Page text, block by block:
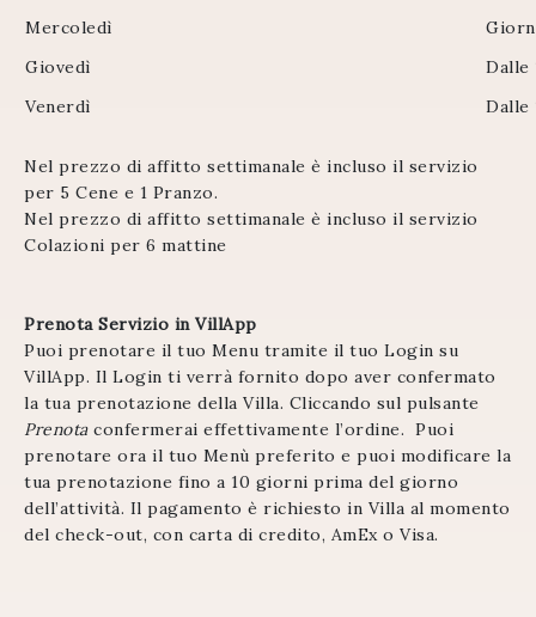
Mercoledì
Giovedì
Dalle
Venerdì
Dalle
Nel prezzo di affitto settimanale è incluso il servizio
per 5 Cene e 1 Pranzo.
Nel prezzo di affitto settimanale è incluso il servizio
Colazioni per 6 mattine
Prenota Servizio in VillApp
Puoi prenotare il tuo Menu tramite il tuo Login su
VillApp. Il Login ti verrà fornito dopo aver confermato
la tua prenotazione della Villa. Cliccando sul pulsante
Prenotaconfermerai effettivamente l’ordine. Puoi
prenotare ora il tuo Menù preferito e puoi modificare la
tua prenotazione fino a 10 giorni prima del giorno
dell’attività. Il pagamento è richiesto in Villa al momento
del check-out, con carta di credito, AmEx o Visa.